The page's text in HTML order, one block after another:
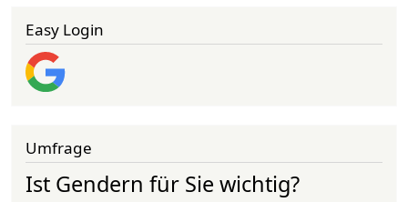
Easy Login
Umfrage
Ist Gendern für Sie wichtig?